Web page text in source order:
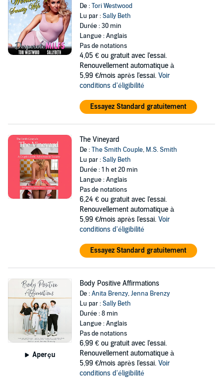
De :Tori Westwood
Lu par :Sally Beth
Durée : 30 min
Langue : Anglais
Pas de notations
4,05 € ou gratuit avec l'essai.
Renouvellement automatique à
5,99 €/mois après l'essai. Voir
conditions d'éligibilité
Essayez Standard gratuitement
The Vineyard
De :The Smith Couple, M.S. Smith
Lu par :Sally Beth
Durée : 1 h et 20 min
Langue : Anglais
Pas de notations
6,24 € ou gratuit avec l'essai.
Renouvellement automatique à
5,99 €/mois après l'essai. Voir
conditions d'éligibilité
Essayez Standard gratuitement
Aperçu
Body Positive Affirmations
De :Anita Brenzy,Jenna Brenzy
Lu par :Sally Beth
Durée : 8 min
Langue : Anglais
Pas de notations
6,99 € ou gratuit avec l'essai.
Renouvellement automatique à
5,99 €/mois après l'essai. Voir
conditions d'éligibilité